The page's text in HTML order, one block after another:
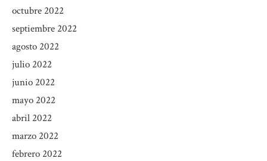
octubre 2022
septiembre 2022
agosto 2022
julio 2022
junio 2022
mayo 2022
abril 2022
marzo 2022
febrero 2022